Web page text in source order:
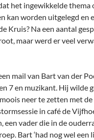
het ingewikkelde thema
kan worden uitgelegd en
Kruis? Na een aantal
maar werd er veel
mail van Bart van der
7 en muzikant. Hij wilde
neer te zetten met
in café de
een vader die in de
Bart ‘had nog wel een